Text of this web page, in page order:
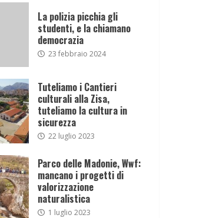
La polizia picchia gli
studenti, e la chiamano
democrazia
23 febbraio 2024
Tuteliamo i Cantieri
culturali alla Zisa,
tuteliamo la cultura in
sicurezza
22 luglio 2023
Parco delle Madonie, Wwf:
mancano i progetti di
valorizzazione
naturalistica
1 luglio 2023